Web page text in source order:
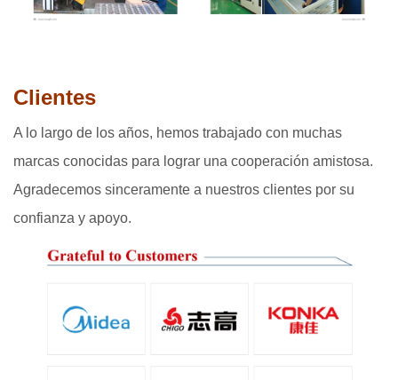
Clientes
A lo largo de los años, hemos trabajado con muchas
marcas conocidas para lograr una cooperación amistosa.
Agradecemos sinceramente a nuestros clientes por su
confianza y apoyo.